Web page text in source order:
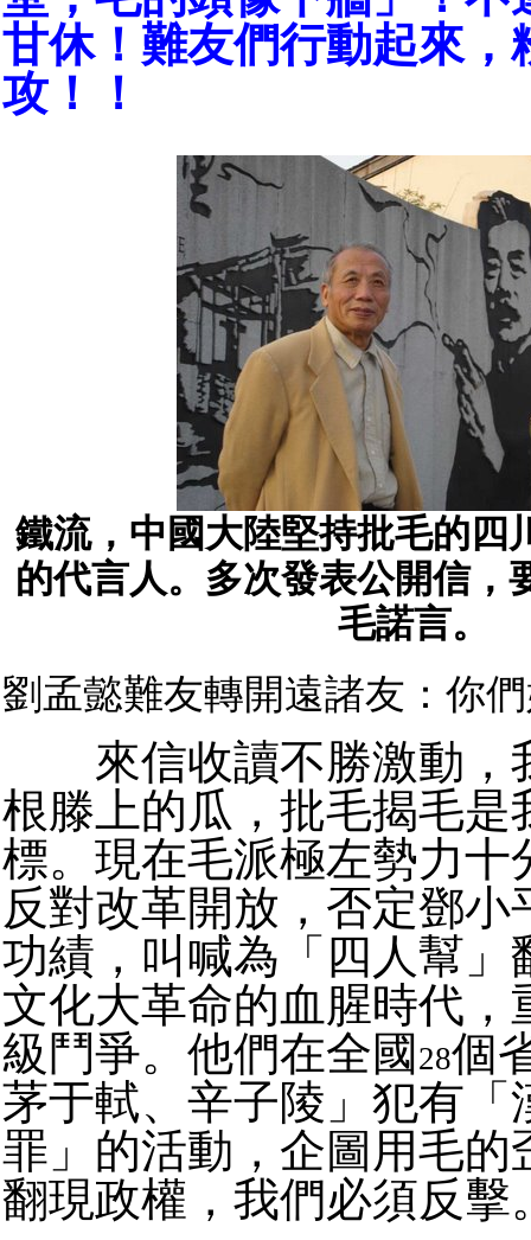
甘休！難友們行動起來，
攻！！
鐵流，中國大陸堅持批毛的四
的代言人。多次發表公開信，
毛諾言。
劉孟懿難友轉開遠諸友：你
來信收讀不勝激動，
根滕上的瓜，批毛揭毛是
標。現在毛派極左勢力十
反對改革開放，否定鄧小
功績，叫喊為「四人幫」
文化大革命的血腥時代，
級鬥爭。他們在全國 28個
茅于軾、辛子陵」犯有「
罪」的活動，企圖用毛的
翻現政權，我們必須反擊